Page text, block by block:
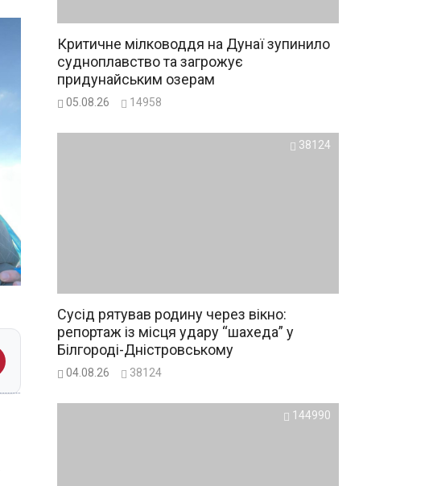
Критичне мілководдя на Дунаї зупинило
судноплавство та загрожує
придунайським озерам
05.08.26 14958
38124
Сусід рятував родину через вікно:
репортаж із місця удару “шахеда” у
Білгороді-Дністровському
04.08.26 38124
144990